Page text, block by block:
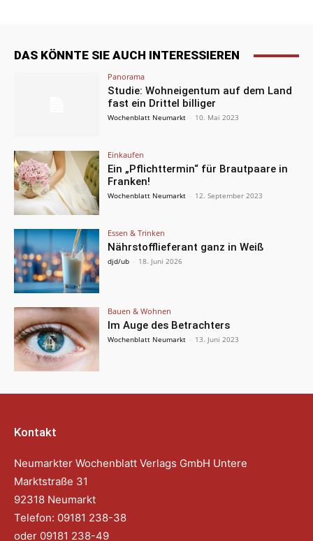
DAS KÖNNTE SIE AUCH INTERESSIEREN
Panorama
Studie: Wohneigentum auf dem Land
fast ein Drittel billiger
Wochenblatt Neumarkt - 10. Mai 2023
Einkaufen
Ein „Pflichttermin“ für Brautpaare in
Franken!
Wochenblatt Neumarkt - 12. September 2023
Essen & Trinken
Nährstofflieferant ganz in Weiß
djd/ub - 18. Juni 2026
Bauen & Wohnen
Im Auge des Betrachters
Wochenblatt Neumarkt - 13. Juni 2023
Kontakt
Neumarkter Wochenblatt Verlags GmbH Untere
Marktstraße 31
92318 Neumarkt
Telefon: 09181 238-38
oder 09181 238-49